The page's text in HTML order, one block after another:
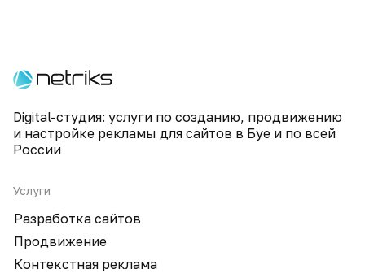
Digital-студия: услуги по созданию, продвижению
и настройке рекламы для сайтов в Буе и по всей
России
Услуги
Разработка сайтов
Продвижение
Контекстная реклама